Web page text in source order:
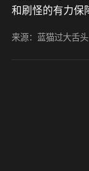
和刷怪的有力保
来源：蓝猫过大舌头